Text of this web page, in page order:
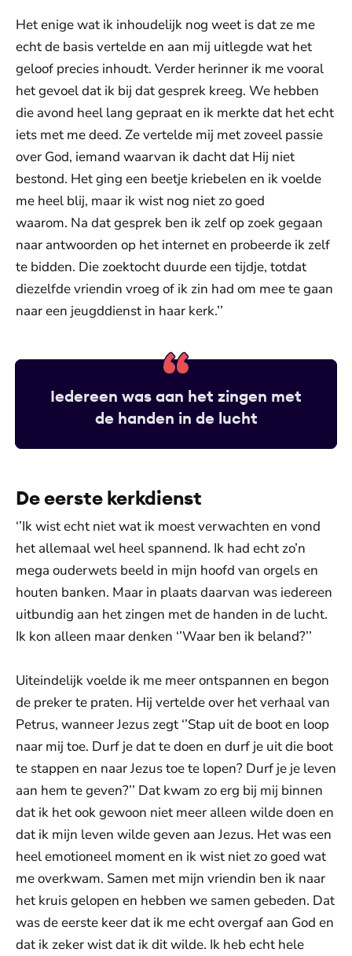
Het enige wat ik inhoudelijk nog weet is dat ze me
echt de basis vertelde en aan mij uitlegde wat het
geloof precies inhoudt. Verder herinner ik me vooral
het gevoel dat ik bij dat gesprek kreeg. We hebben
die avond heel lang gepraat en ik merkte dat het echt
iets met me deed. Ze vertelde mij met zoveel passie
over God, iemand waarvan ik dacht dat Hij niet
bestond. Het ging een beetje kriebelen en ik voelde
me heel blij, maar ik wist nog niet zo goed
waarom. Na dat gesprek ben ik zelf op zoek gegaan
naar antwoorden op het internet en probeerde ik zelf
te bidden. Die zoektocht duurde een tijdje, totdat
diezelfde vriendin vroeg of ik zin had om mee te gaan
naar een jeugddienst in haar kerk.’’
Iedereen was aan het zingen met
de handen in de lucht
De eerste kerkdienst
‘’Ik wist echt niet wat ik moest verwachten en vond
het allemaal wel heel spannend. Ik had echt zo’n
mega ouderwets beeld in mijn hoofd van orgels en
houten banken. Maar in plaats daarvan was iedereen
uitbundig aan het zingen met de handen in de lucht.
Ik kon alleen maar denken ‘’Waar ben ik beland?’’
Uiteindelijk voelde ik me meer ontspannen en begon
de preker te praten. Hij vertelde over het verhaal van
Petrus, wanneer Jezus zegt ‘’Stap uit de boot en loop
naar mij toe. Durf je dat te doen en durf je uit die boot
te stappen en naar Jezus toe te lopen? Durf je je leven
aan hem te geven?’’ Dat kwam zo erg bij mij binnen
dat ik het ook gewoon niet meer alleen wilde doen en
dat ik mijn leven wilde geven aan Jezus. Het was een
heel emotioneel moment en ik wist niet zo goed wat
me overkwam. Samen met mijn vriendin ben ik naar
het kruis gelopen en hebben we samen gebeden. Dat
was de eerste keer dat ik me echt overgaf aan God en
dat ik zeker wist dat ik dit wilde. Ik heb echt hele